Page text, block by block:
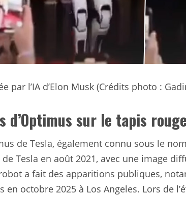
par l’IA d’Elon Musk (Crédits photo :
d’Optimus sur le tapis rouge
de Tesla, également connu sous le
de Tesla en août 2021, avec une image
a fait des apparitions publiques,
en octobre 2025 à Los Angeles. Lors de